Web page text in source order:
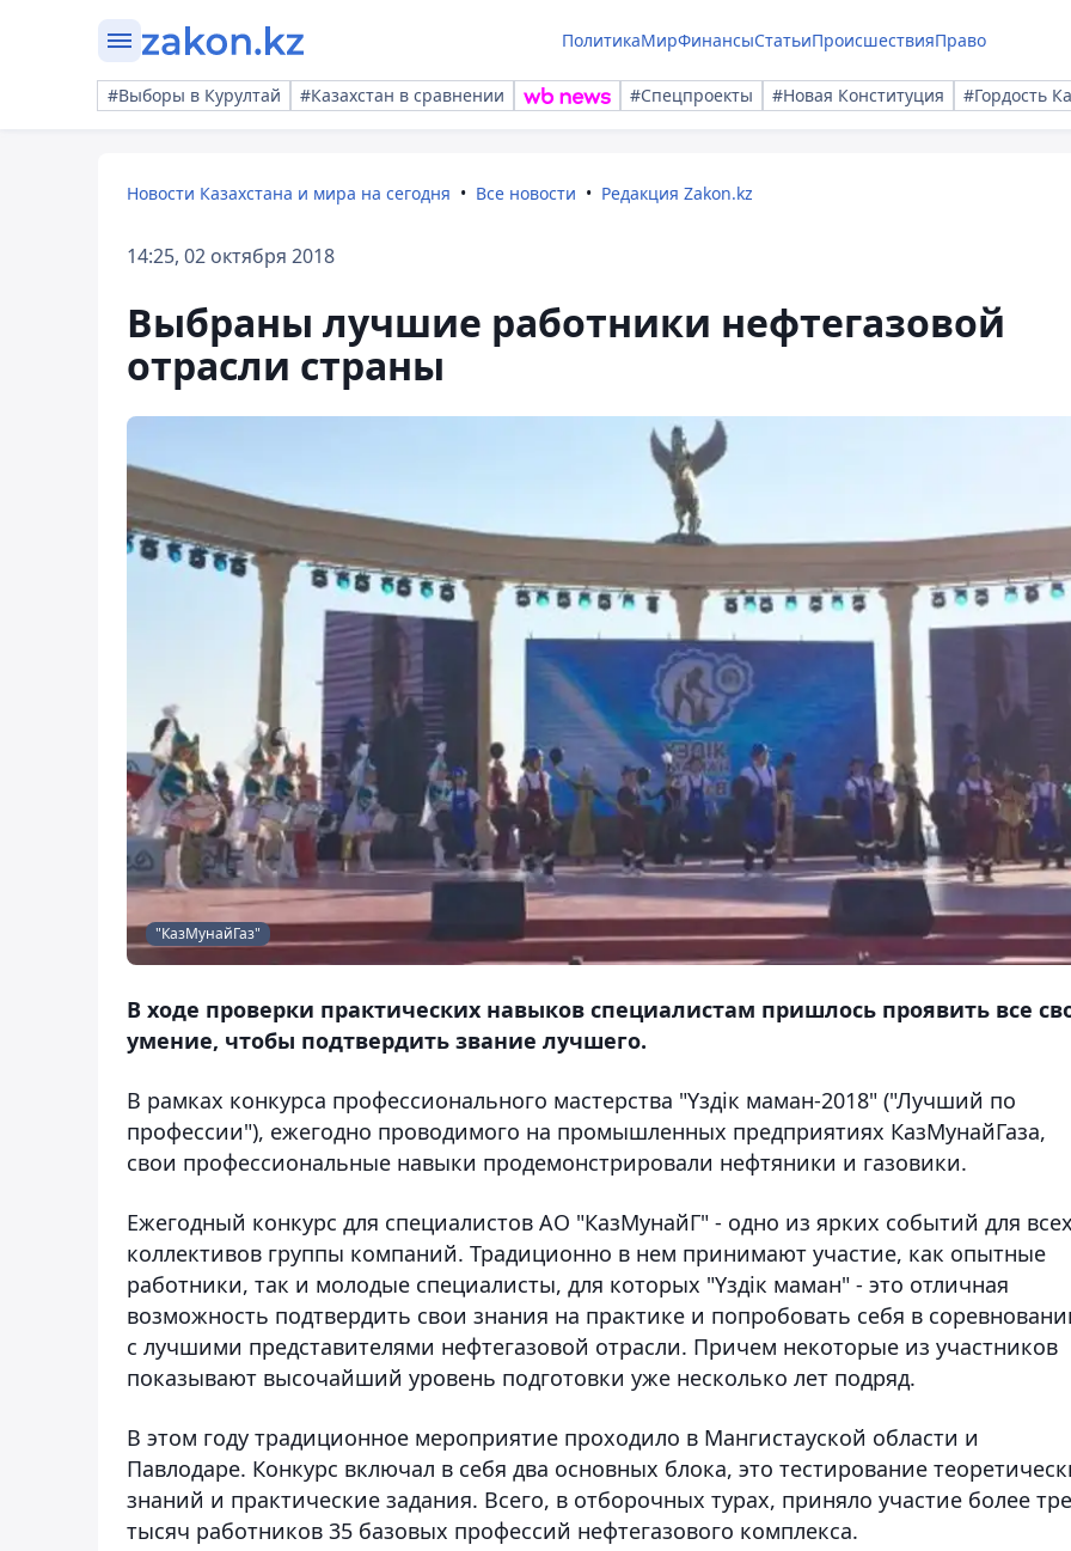
ПолитикаМирФинансыСтатьиПроисшествияПраво
#Выборы в Курултай #Казахстан в сравнении #Спецпроекты #Новая Конституция #Гордость
Новости Казахстана и мира на сегодня Все новости Редакция Zakon.kz
14:25, 02 октября 2018
Выбраны лучшие работники нефтегазовой
отрасли страны
"КазМунайГаз"
В ходе проверки практических навыков специалистам пришлось проявить все
умение, чтобы подтвердить звание лучшего.
В рамках конкурса профессионального мастерства "Үздік маман-2018" ("Лучший по
профессии"), ежегодно проводимого на промышленных предприятиях КазМунайГаза,
свои профессиональные навыки продемонстрировали нефтяники и газовики.
Ежегодный конкурс для специалистов АО "КазМунайГ" - одно из ярких событий для
коллективов группы компаний. Традиционно в нем принимают участие, как опытные
работники, так и молодые специалисты, для которых "Үздік маман" - это отличная
возможность подтвердить свои знания на практике и попробовать себя в
с лучшими представителями нефтегазовой отрасли. Причем некоторые из участников
показывают высочайший уровень подготовки уже несколько лет подряд.
В этом году традиционное мероприятие проходило в Мангистауской области и
Павлодаре. Конкурс включал в себя два основных блока, это тестирование
знаний и практические задания. Всего, в отборочных турах, приняло участие более
тысяч работников 35 базовых профессий нефтегазового комплекса.